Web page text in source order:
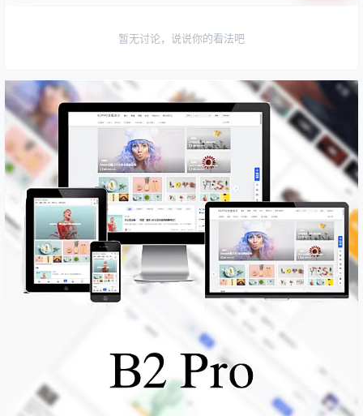
暂无讨论，说说你的看法吧